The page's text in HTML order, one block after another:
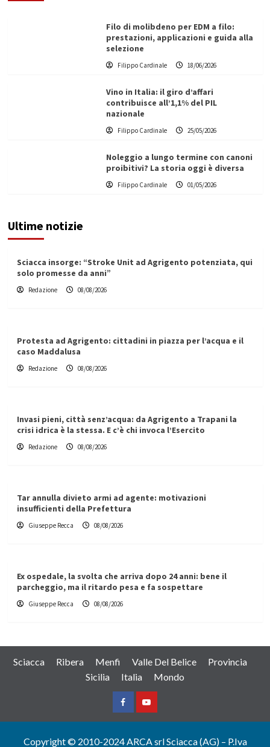
Filo di molibdeno per EDM a filo:
prestazioni, applicazioni e guida alla
selezione
Filippo Cardinale 18/06/2026
Vino in Italia: il giro d’affari
contribuisce all’1,1% del PIL
nazionale
Filippo Cardinale 25/05/2026
Noleggio a lungo termine con canoni
proibitivi? La storia oggi è diversa
Filippo Cardinale 01/05/2026
Ultime notizie
Sciacca insorge: “Stroke Unit ad Agrigento potenziata, qui
solo promesse da anni”
Redazione 08/08/2026
Protesta ad Agrigento: cittadini in piazza per l’acqua e il
caso Maddalusa
Redazione 08/08/2026
Invasi pieni, città senz’acqua: da Agrigento a Trapani la
crisi idrica è la stessa. E c’è chi invoca l’Esercito
Redazione 08/08/2026
Tar annulla divieto armi ad agente: motivazioni
insufficienti della Prefettura
Giuseppe Recca 08/08/2026
Ex ospedale, la svolta che arriva dopo 24 anni: bene il
parcheggio, ma il ritardo pesa e fa sospettare
Giuseppe Recca 08/08/2026
Sciacca Ribera Menfi Valle Del Belice
Provincia
Sicilia
Italia Mondo
FacebookYountube
Copyright © 2010-2024 ARCA srl Sciacca (AG) – P.Iva